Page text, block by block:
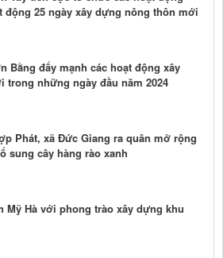
25 ngày xây dựng nông thôn mới
Bằng đẩy mạnh các hoạt động xây
những ngày đầu năm 2024
Phát, xã Đức Giang ra quân mở rộng
sung cây hàng rào xanh
Mỹ Hà với phong trào xây dựng khu